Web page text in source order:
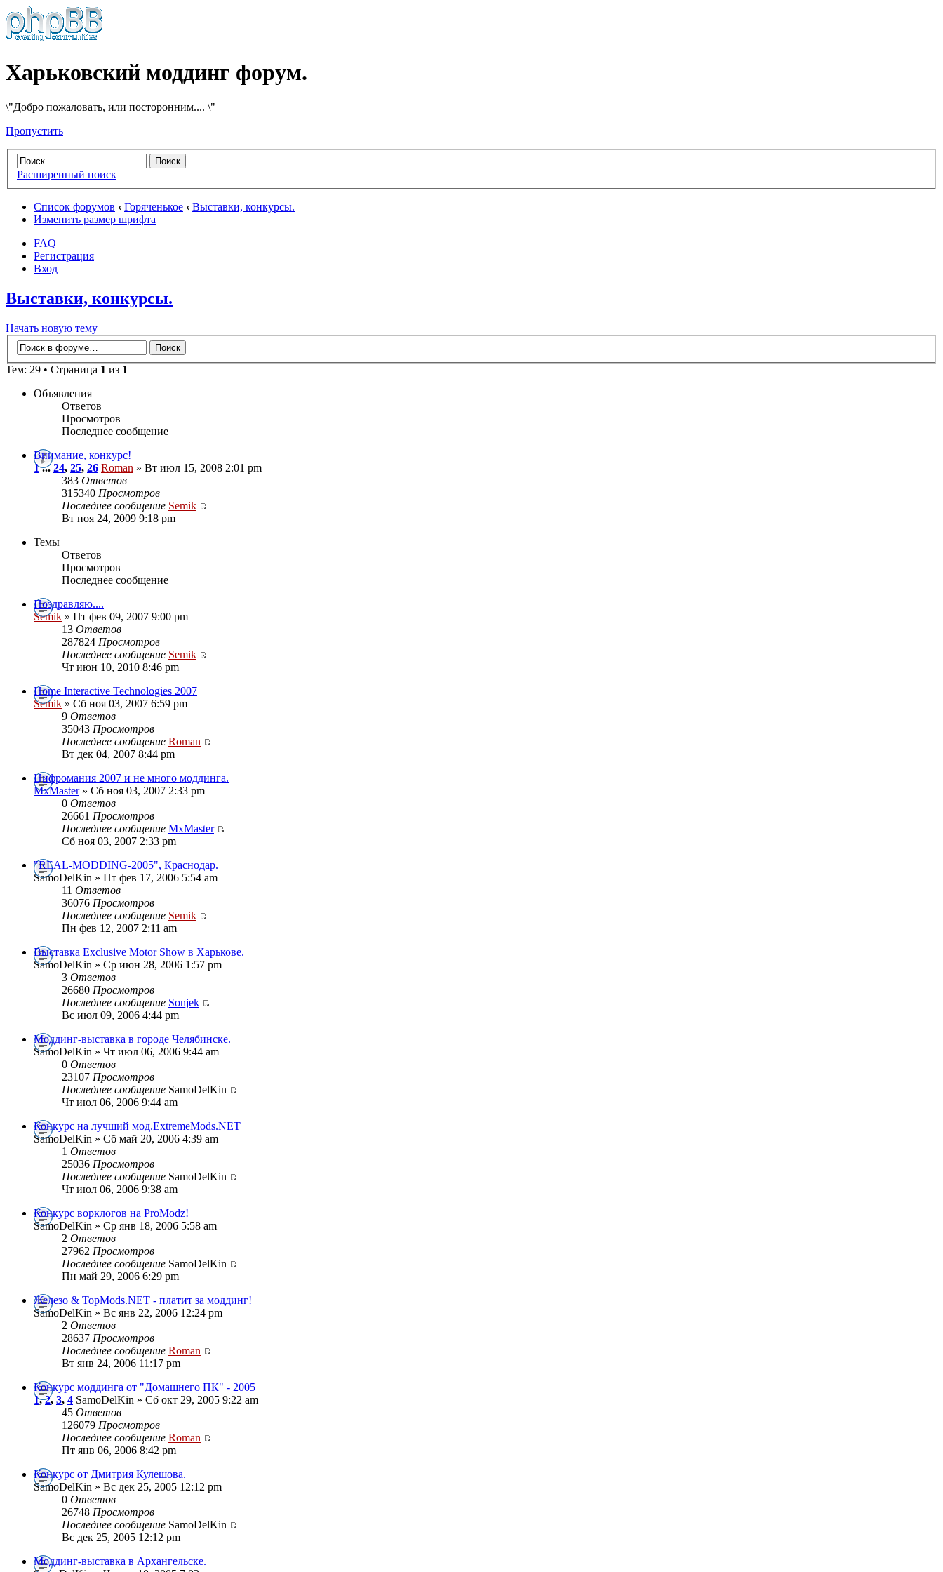
Харьковский моддинг форум.
\"Добро пожаловать, или посторонним.... \"
Пропустить
Расширенный поиск
Список форумов ‹ Горяченькое ‹ Выставки, конкурсы.
Изменить размер шрифта
FAQ
Регистрация
Вход
Выставки, конкурсы.
Начать новую тему
Тем: 29 • Страница 1 из 1
Объявления
Ответов
Просмотров
Последнее сообщение
Внимание, конкурс!
1...24, 25, 26 Roman » Вт июл 15, 2008 2:01 pm
383 Ответов
315340 Просмотров
Последнее сообщение Semik
Вт ноя 24, 2009 9:18 pm
Темы
Ответов
Просмотров
Последнее сообщение
Поздравляю....
Semik » Пт фев 09, 2007 9:00 pm
13 Ответов
287824 Просмотров
Последнее сообщение Semik
Чт июн 10, 2010 8:46 pm
Home Interactive Technologies 2007
Semik » Сб ноя 03, 2007 6:59 pm
9 Ответов
35043 Просмотров
Последнее сообщение Roman
Вт дек 04, 2007 8:44 pm
Цифромания 2007 и не много моддинга.
MxMaster» Сб ноя 03, 2007 2:33 pm
0 Ответов
26661 Просмотров
Последнее сообщение MxMaster
Сб ноя 03, 2007 2:33 pm
"REAL-MODDING-2005", Краснодар.
SamoDelKin » Пт фев 17, 2006 5:54 am
11 Ответов
36076 Просмотров
Последнее сообщение Semik
Пн фев 12, 2007 2:11 am
Выставка Exclusive Motor Show в Харькове.
SamoDelKin » Ср июн 28, 2006 1:57 pm
3 Ответов
26680 Просмотров
Последнее сообщение Sonjek
Вс июл 09, 2006 4:44 pm
Моддинг-выставка в городе Челябинске.
SamoDelKin » Чт июл 06, 2006 9:44 am
0 Ответов
23107 Просмотров
Последнее сообщение SamoDelKin
Чт июл 06, 2006 9:44 am
Конкурс на лучший мод.ExtremeMods.NET
SamoDelKin » Сб май 20, 2006 4:39 am
1 Ответов
25036 Просмотров
Последнее сообщение SamoDelKin
Чт июл 06, 2006 9:38 am
Конкурс ворклогов на ProModz!
SamoDelKin » Ср янв 18, 2006 5:58 am
2 Ответов
27962 Просмотров
Последнее сообщение SamoDelKin
Пн май 29, 2006 6:29 pm
Железо & TopMods.NET - платит за моддинг!
SamoDelKin » Вс янв 22, 2006 12:24 pm
2 Ответов
28637 Просмотров
Последнее сообщение Roman
Вт янв 24, 2006 11:17 pm
Конкурс моддинга от "Домашнего ПК" - 2005
1,2, 3, 4 SamoDelKin » Сб окт 29, 2005 9:22 am
45 Ответов
126079 Просмотров
Последнее сообщение Roman
Пт янв 06, 2006 8:42 pm
Конкурс от Дмитрия Кулешова.
SamoDelKin » Вс дек 25, 2005 12:12 pm
0 Ответов
26748 Просмотров
Последнее сообщение SamoDelKin
Вс дек 25, 2005 12:12 pm
Моддинг-выставка в Архангельске.